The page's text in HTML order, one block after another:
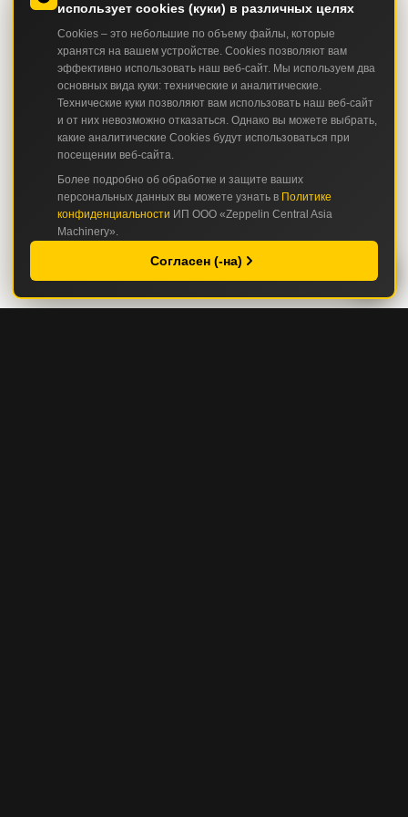
использует cookies (куки) в различных целях
Cookies – это небольшие по объему файлы, которые
хранятся на вашем устройстве. Cookies позволяют вам
эффективно использовать наш веб-сайт. Мы используем два
основных вида куки: технические и аналитические.
Технические куки позволяют вам использовать наш веб-сайт
и от них невозможно отказаться. Однако вы можете выбрать,
какие аналитические Cookies будут использоваться при
посещении веб-сайта.
Более подробно об обработке и защите ваших
персональных данных вы можете узнать в Политике
конфиденциальности ИП ООО «Zeppelin Central Asia
Machinery».
Согласен (-на)